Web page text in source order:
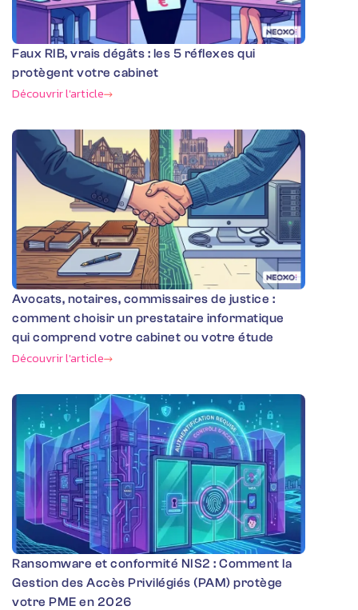
Faux RIB, vrais dégâts : les 5 réflexes qui
protègent votre cabinet
Découvrir l'article
Avocats, notaires, commissaires de justice :
comment choisir un prestataire informatique
qui comprend votre cabinet ou votre étude
Découvrir l'article
Ransomware et conformité NIS2 : Comment la
Gestion des Accès Privilégiés (PAM) protège
votre PME en 2026